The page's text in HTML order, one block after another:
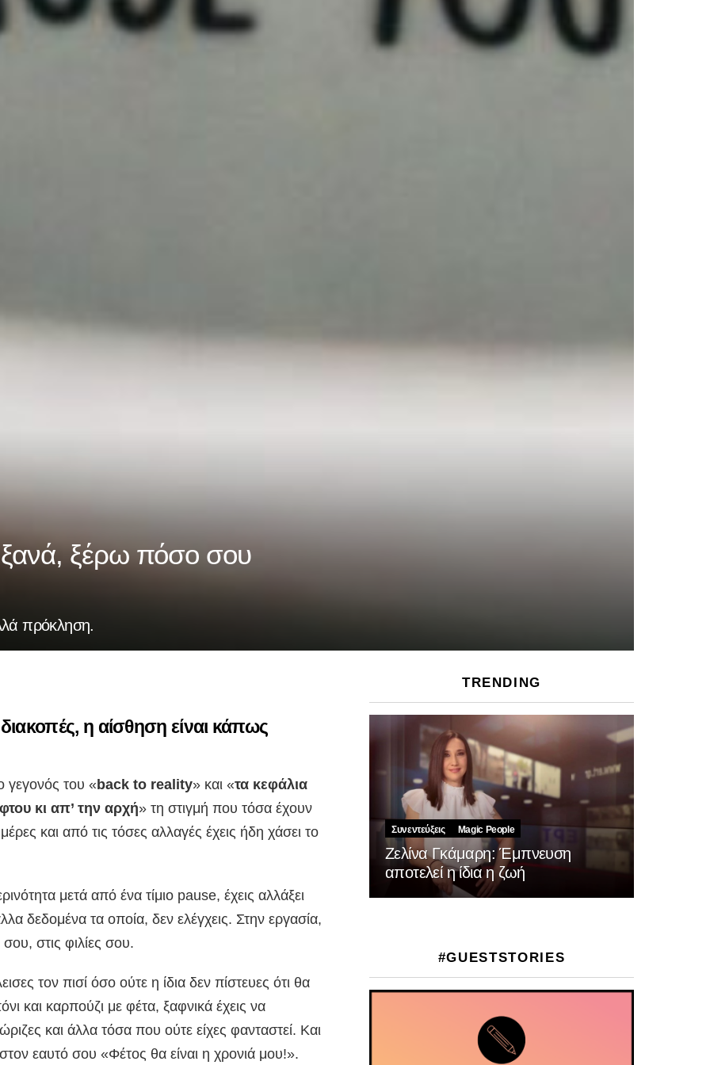
ξέρω πόσο σου
πρόκληση.
η αίσθηση είναι κάπως
γεγονός του « back to reality» και «τα κεφάλια
φτου κι απ’ την αρχή» τη στιγμή που τόσα έχουν
και από τις τόσες αλλαγές έχεις ήδη χάσει το
μετά από ένα τίμιο pause, έχεις αλλάξει
δεδομένα τα οποία, δεν ελέγχεις. Στην εργασία,
στις φιλίες σου.
τον πισί όσο ούτε η ίδια δεν πίστευες ότι θα
και καρπούζι με φέτα, ξαφνικά έχεις να
και άλλα τόσα που ούτε είχες φανταστεί. Και
εαυτό σου «Φέτος θα είναι η χρονιά μου!».
TRENDING
Συνεντεύξεις Magic People
Ζελίνα Γκάμαρη: Έμπνευση
αποτελεί η ίδια η ζωή
#GUESTSTORIES